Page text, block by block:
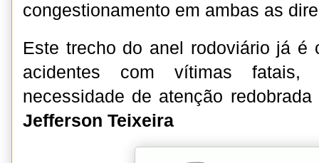
congestionamento em ambas as
Este trecho do anel rodoviário já é
acidentes com vítimas
necessidade de atenção
Jefferson Teixeira